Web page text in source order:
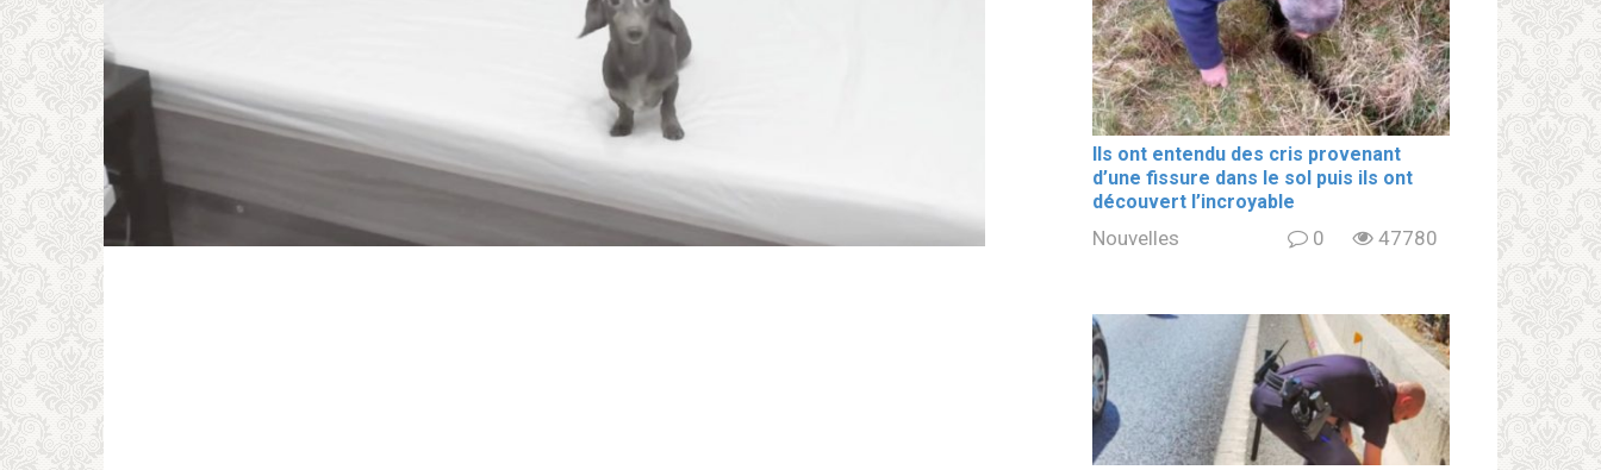
Ils ont entendu des cris provenant
d’une fissure dans le sol puis ils ont
découvert l’incroyable
Nouvelles 0 47780